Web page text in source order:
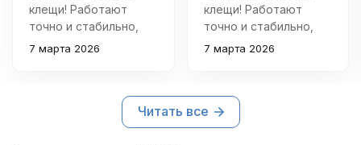
клещи! Работают
точно и стабильно,
очень удобны в
измерить силу тока
практически в любых
7 марта 2026
клещи! Работают
точно и стабильно,
очень удобны в
измерить силу тока
практически в любых
условиях.
7 марта 2026
Читать все